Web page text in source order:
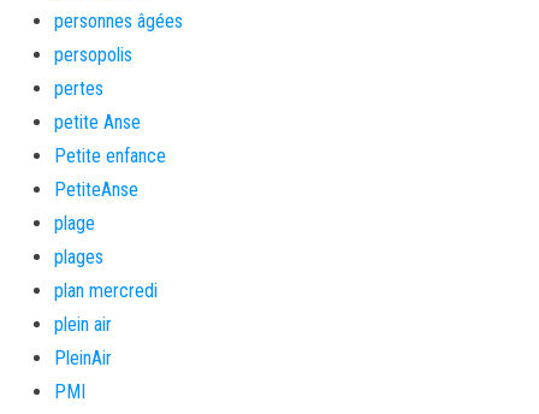
personnes âgées
persopolis
pertes
petite Anse
Petite enfance
PetiteAnse
plage
plages
plan mercredi
plein air
PleinAir
PMI